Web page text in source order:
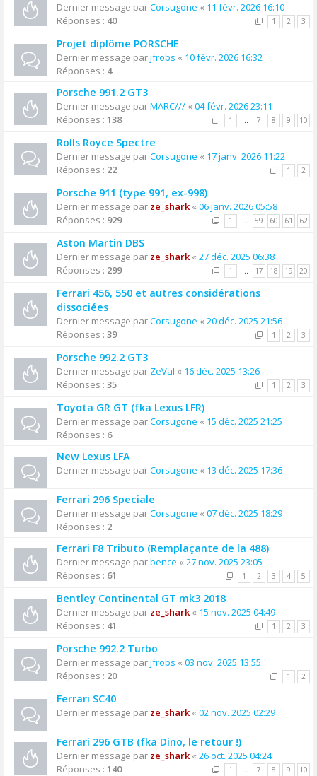
Dernier message parCorsugone « 11 févr. 2026 16:10
Réponses : 40 1 2 3
Projet diplôme PORSCHE
Dernier message parjfrobs « 10 févr. 2026 16:32
Réponses : 4
Porsche 991.2 GT3
Dernier message parMARC/// « 04 févr. 2026 23:11
Réponses : 138 1 … 7 8 9 10
Rolls Royce Spectre
Dernier message parCorsugone « 17 janv. 2026 11:22
Réponses : 22 1 2
Porsche 911 (type 991, ex-998)
Dernier message par ze_shark« 06 janv. 2026 05:58
Réponses : 929 1 … 59 60 61 62
Aston Martin DBS
Dernier message par ze_shark« 27 déc. 2025 06:38
Réponses : 299 1 … 17 18 19 20
Ferrari 456, 550 et autres considérations
dissociées
Dernier message parCorsugone « 20 déc. 2025 21:56
Réponses : 39 1 2 3
Porsche 992.2 GT3
Dernier message par ZeVal « 16 déc. 2025 13:26
Réponses : 35 1 2 3
Toyota GR GT (fka Lexus LFR)
Dernier message parCorsugone « 15 déc. 2025 21:25
Réponses : 6
New Lexus LFA
Dernier message parCorsugone « 13 déc. 2025 17:36
Ferrari 296 Speciale
Dernier message parCorsugone « 07 déc. 2025 18:29
Réponses : 2
Ferrari F8 Tributo (Remplaçante de la 488)
Dernier message parbence « 27 nov. 2025 23:05
Réponses : 61 1 2 3 4 5
Bentley Continental GT mk3 2018
Dernier message par ze_shark« 15 nov. 2025 04:49
Réponses : 41 1 2 3
Porsche 992.2 Turbo
Dernier message parjfrobs « 03 nov. 2025 13:55
Réponses : 20 1 2
Ferrari SC40
Dernier message par ze_shark« 02 nov. 2025 02:29
Ferrari 296 GTB (fka Dino, le retour !)
Dernier message par ze_shark« 26 oct. 2025 04:24
Réponses : 140 1 … 7 8 9 10